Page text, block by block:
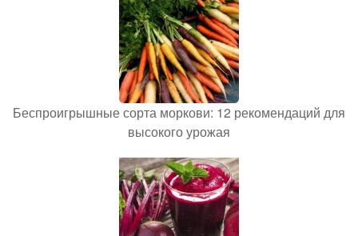
Беспроигрышные сорта моркови: 12 рекомендаций для
высокого урожая